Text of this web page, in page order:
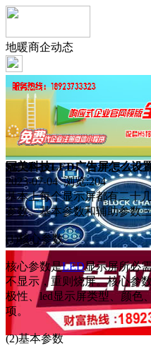
地暖商企动态
冠美科技LED广告屏怎么设
2023-07-04 浏览:204
基本上每个显示屏都有二十
参数、基本参数和辅助参数
(1)核心参数
核心参数是LED显示屏所必
不显示，重则烧屏。核心参
极性、led显示屏类型、颜色
项。
(2)基本参数